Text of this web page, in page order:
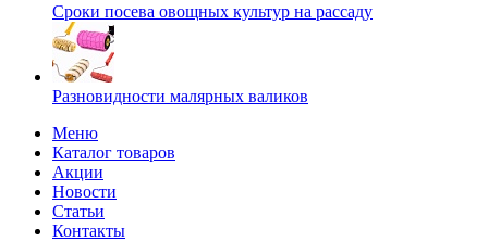
Сроки посева овощных культур на рассаду
Разновидности малярных валиков
Меню
Каталог товаров
Акции
Новости
Статьи
Контакты